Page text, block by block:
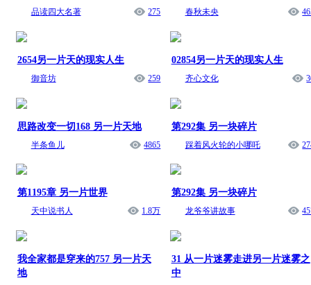
品读四大名著 275
2654另一片天的现实人生
御音坊 259
思路改变一切168 另一片天地
半条鱼儿 4865
第1195章 另一片世界
天中说书人 1.8万
我全家都是穿来的757 另一片天
地
春秋未央
02854另一片天的现实人生
齐心文化
第292集 另一块碎片
踩着风火轮的小哪吒
第292集 另一块碎片
龙爷爷讲故事
31 从一片迷雾走进另一片迷雾之
中